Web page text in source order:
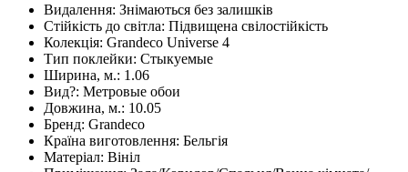
Видалення: Знімаються без залишків
Стійкість до світла: Підвищена свілостійкість
Колекція: Grandeco Universe 4
Тип поклейки: Стыкуемые
Ширина, м.: 1.06
Вид?: Метровые обои
Довжина, м.: 10.05
Бренд: Grandeco
Країна виготовлення: Бельгія
Матеріал: Вініл